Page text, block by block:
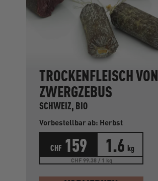
TROCKENFLEISCH VON
ZWERGZEBUS
SCHWEIZ, BIO
Vorbestellbar ab: Herbst
CHF 159 1.6 kg
CHF 99.38 / 1 kg